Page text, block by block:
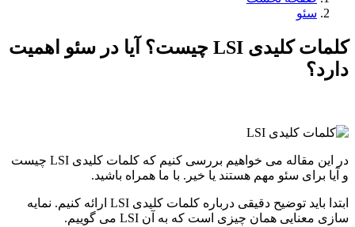
سئو
کلمات کلیدی LSI چیست؟ آیا در سئو اهمیت
دارد؟
در این مقاله می خواهیم بررسی کنیم که کلمات کلیدی LSI چیست
و آیا برای سئو مهم هستند یا خیر. با ما همراه باشید.
ابتدا باید توضیح دقیقی درباره کلمات کلیدی LSI ارائه کنیم. نمایه
سازی معنایی همان چیزی است که به آن LSI می گوییم.